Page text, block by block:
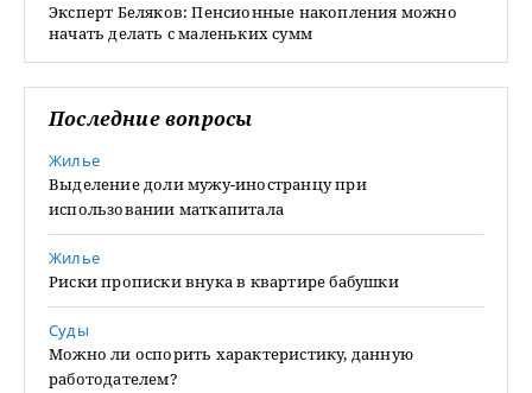
Эксперт Беляков: Пенсионные накопления можно
начать делать с маленьких сумм
Последние вопросы
Жилье
Выделение доли мужу-иностранцу при
использовании маткапитала
Жилье
Риски прописки внука в квартире бабушки
Суды
Можно ли оспорить характеристику, данную
работодателем?